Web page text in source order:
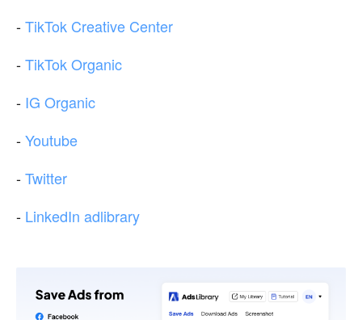
-TikTok Creative Center
-TikTok Organic
- IG Organic
-Youtube
-Twitter
- LinkedIn adlibrary